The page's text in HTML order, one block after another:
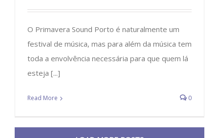
O Primavera Sound Porto é naturalmente um
festival de música, mas para além da música tem
toda a envolvência necessária para que quem lá
esteja [...]
Read More 0